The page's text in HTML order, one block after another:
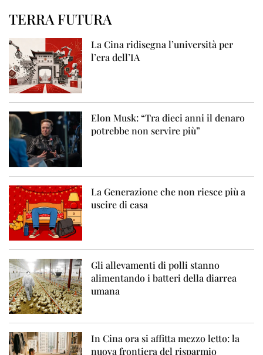
TERRA FUTURA
La Cina ridisegna l’università per
l’era dell’IA
Elon Musk: “Tra dieci anni il denaro
potrebbe non servire più”
La Generazione che non riesce più a
uscire di casa
Gli allevamenti di polli stanno
alimentando i batteri della diarrea
umana
In Cina ora si affitta mezzo letto: la
nuova frontiera del risparmio